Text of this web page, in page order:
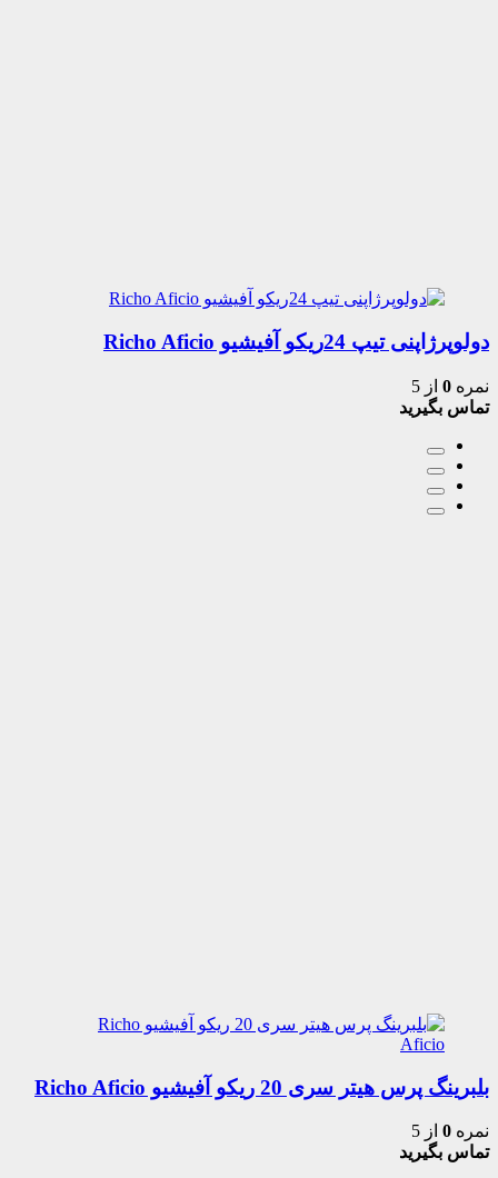
دولوپرژاپنی تیپ 24ریکو آفیشیو Richo Aficio
نمره 0 از 5
تماس بگیرید
بلبرینگ پرس هیتر سری 20 ریکو آفیشیو Richo Aficio
نمره 0 از 5
تماس بگیرید